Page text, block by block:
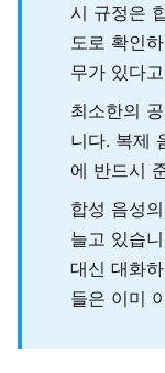
시 규정은
도로 확인
무가 있다
최소한의
니다. 복제
에 반드시
합성 음성
늘고 있습
대신 대화
들은 이미